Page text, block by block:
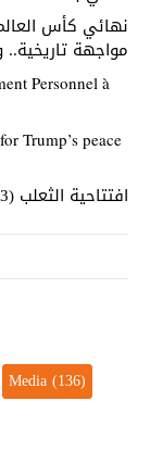
مواجهة تاريخية..
Personnel à
Trump’s peace
افتتاحية الثعلب (53)
Media(136)